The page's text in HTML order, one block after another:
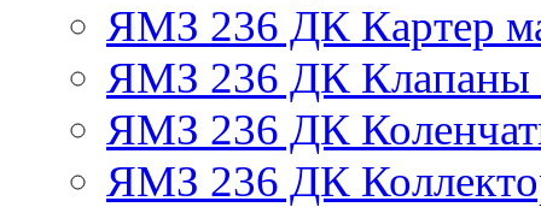
ЯМЗ 236 ДК Картер
ЯМЗ 236 ДК Клапаны
ЯМЗ 236 ДК
ЯМЗ 236 ДК